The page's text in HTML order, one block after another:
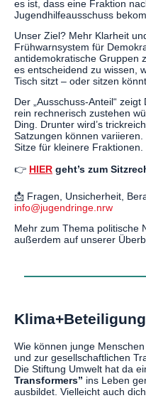
es ist, dass eine Fraktion
Jugendhilfeausschuss
Unser Ziel? Mehr Klarheit
Frühwarnsystem für
antidemokratische Gruppen
es entscheidend zu wissen,
Tisch sitzt – oder sitzen
Der „Ausschuss-Anteil“
rein rechnerisch zustehen
Ding. Drunter wird’s
Satzungen können
Sitze für kleinere Fraktionen.
👉 HIER geht’s zum
📩 Fragen, Unsicherheit,
info@jugendringe.nrw
Mehr zum Thema politische
außerdem auf unserer
Wie können junge
und zur gesellschaftlichen
Die Stiftung Umwelt hat da
Transformers” ins Leben
ausbildet. Vielleicht auch